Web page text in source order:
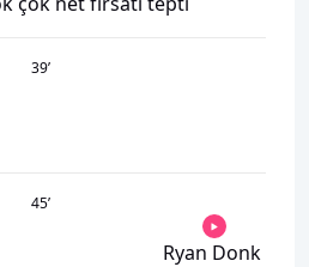
39’
45’
Ryan Donk